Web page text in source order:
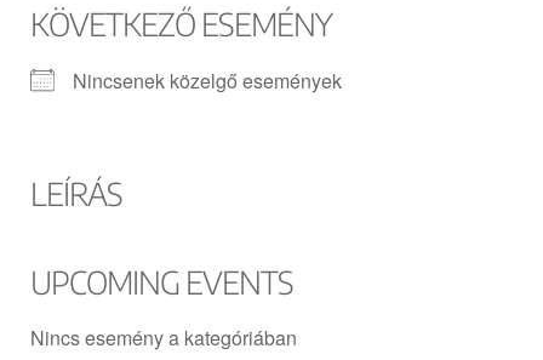
KÖVETKEZŐ ESEMÉNY
Nincsenek közelgő események
LEÍRÁS
UPCOMING EVENTS
Nincs esemény a kategóriában